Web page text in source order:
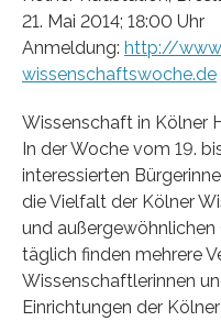
21. Mai 2014; 18:00 Uhr
Anmeldung: http://
wissenschaftswoche.de
Wissenschaft in Kölner
In der Woche vom 19.
interessierten
die Vielfalt der Kölner
und außergewöhnlichen
täglich finden mehrere
Wissenschaftlerinnen
Einrichtungen der